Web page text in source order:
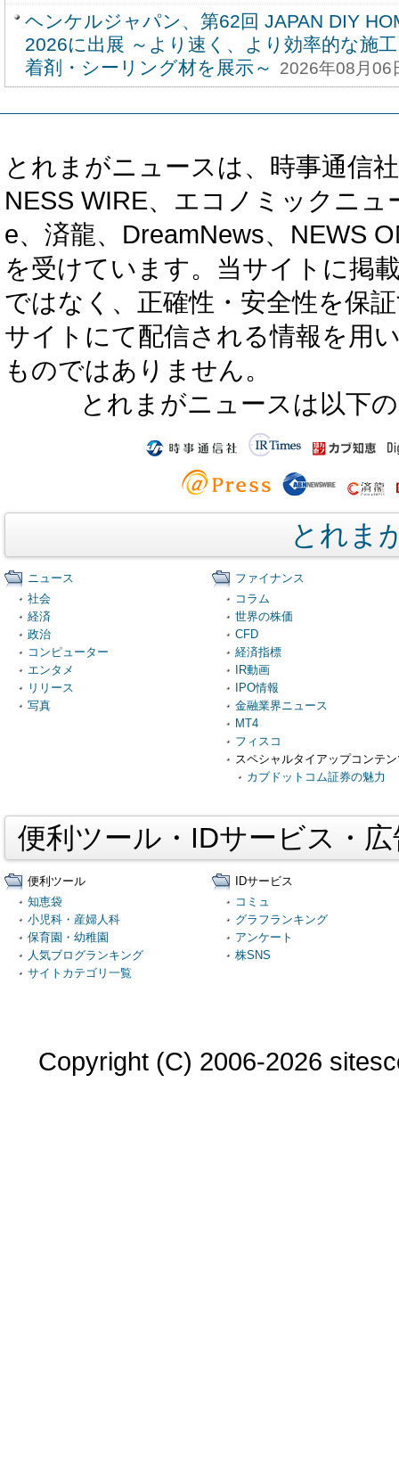
ヘンケルジャパン、第62回 JAPAN DIY
2026に出展 ～より速く、より効率的な施
着剤・シーリング材を展示～
2026年08月06
とれまがニュースは、時事通信
NESS WIRE、エコノミックニ
e、済龍、DreamNews、NEWS
を受けています。当サイトに掲
ではなく、正確性・安全性を保
サイトにて配信される情報を用
ものではありません。
とれまがニュースは以下
とれま
ニュース
社会
経済
政治
コンピューター
エンタメ
リリース
写真
ファイナンス
コラム
世界の株価
CFD
経済指標
IR動画
IPO情報
金融業界ニュース
MT4
フィスコ
スペシャルタイアップコンテ
カブドットコム証券の魅力
便利ツール・IDサービス・
便利ツール
知恵袋
小児科・産婦人科
保育園・幼稚園
人気ブログランキング
サイトカテゴリ一覧
IDサービス
コミュ
グラフランキング
アンケート
株SNS
Copyright (C) 2006-2026